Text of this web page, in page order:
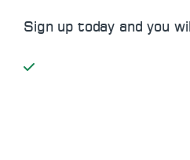
Sign up today and you